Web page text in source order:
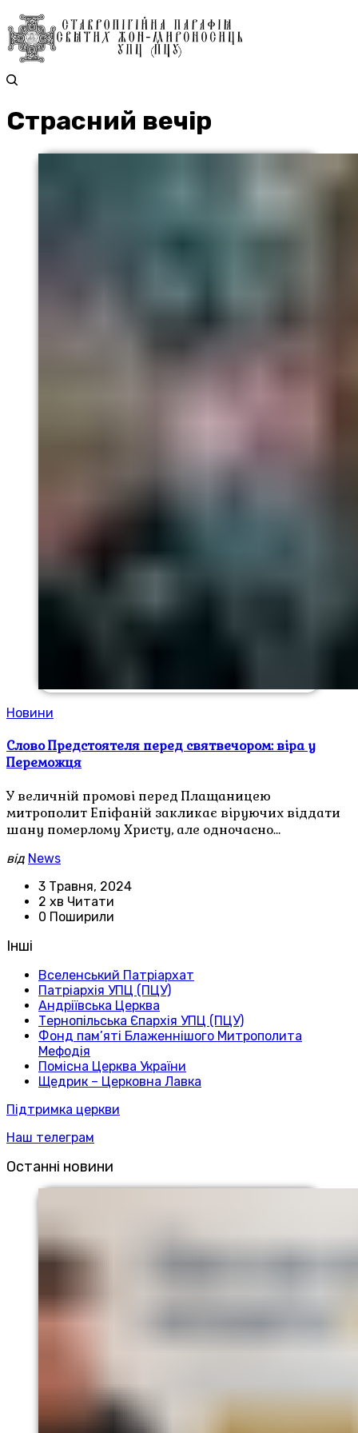
Страсний вечір
Новини
Слово Предстоятеля перед святвечором: віра у
Переможця
У величній промові перед Плащаницею
митрополит Епіфаній закликає віруючих віддати
шану померлому Христу, але одночасно…
від News
3 Травня, 2024
2 хв Читати
0 Поширили
Інші
Вселенський Патріархат
Патріархія УПЦ (ПЦУ)
Андріївська Церква
Тернопільська Єпархія УПЦ (ПЦУ)
Фонд пам’яті Блаженнішого Митрополита
Мефодія
Помісна Церква України
Щедрик – Церковна Лавка
Підтримка церкви
Наш телеграм
Останні новини